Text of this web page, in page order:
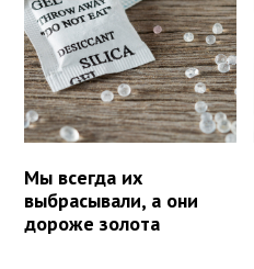
Мы всегда их
выбрасывали, а они
дороже золота